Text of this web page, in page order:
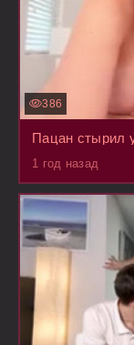
1 год назад
386